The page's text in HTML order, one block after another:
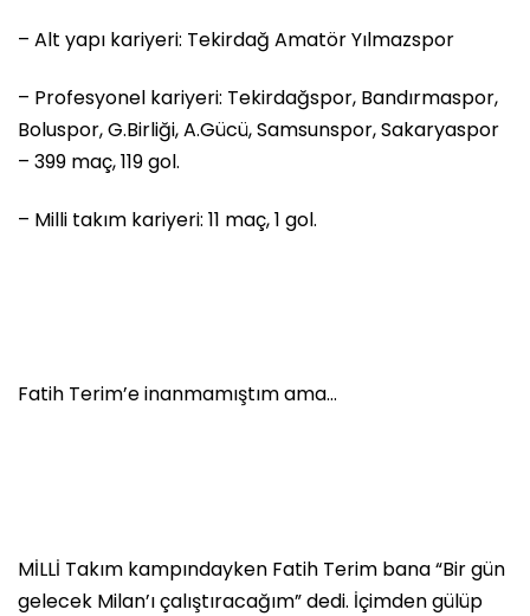
– Alt yapı kariyeri: Tekirdağ Amatör Yılmazspor
– Profesyonel kariyeri: Tekirdağspor, Bandırmaspor,
Boluspor, G.Birliği, A.Gücü, Samsunspor, Sakaryaspor
– 399 maç, 119 gol.
– Milli takım kariyeri: 11 maç, 1 gol.
Fatih Terim’e inanmamıştım ama…
MİLLİ Takım kampındayken Fatih Terim bana “Bir gün
gelecek Milan’ı çalıştıracağım” dedi. İçimden gülüp